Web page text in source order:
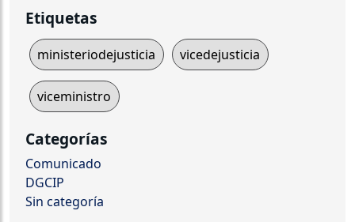
Etiquetas
ministeriodejusticia vicedejusticia
viceministro
Categorías
Comunicado
DGCIP
Sin categoría